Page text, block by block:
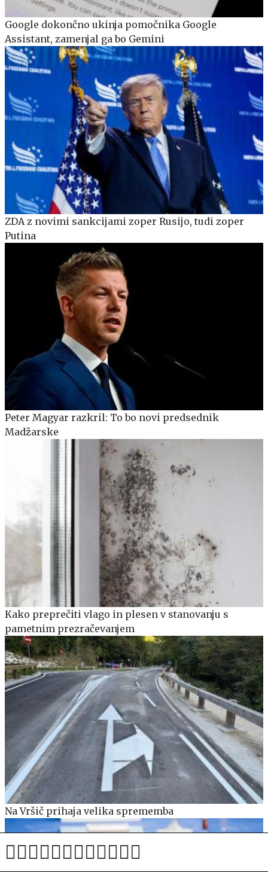
Google dokončno ukinja pomočnika Google
Assistant, zamenjal ga bo Gemini
ZDA z novimi sankcijami zoper Rusijo, tudi zoper
Putina
Peter Magyar razkril: To bo novi predsednik
Madžarske
Kako preprečiti vlago in plesen v stanovanju s
pametnim prezračevanjem
Na Vršič prihaja velika sprememba